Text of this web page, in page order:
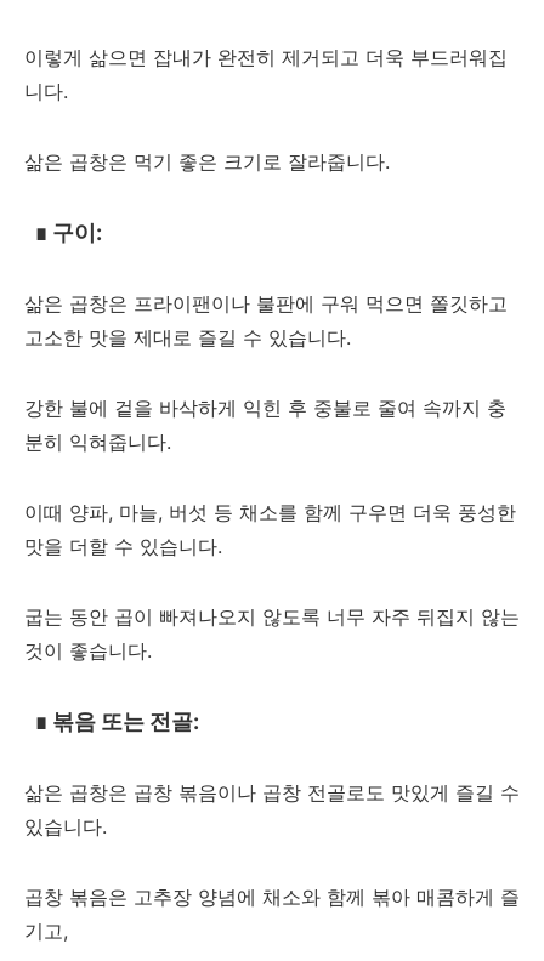
이렇게 삶으면 잡내가 완전히 제거되고 더욱 부드러워집
니다.
삶은 곱창은 먹기 좋은 크기로 잘라줍니다.
∎ 구이:
삶은 곱창은 프라이팬이나 불판에 구워 먹으면 쫄깃하고
고소한 맛을 제대로 즐길 수 있습니다.
강한 불에 겉을 바삭하게 익힌 후 중불로 줄여 속까지 충
분히 익혀줍니다.
이때 양파, 마늘, 버섯 등 채소를 함께 구우면 더욱 풍성한
맛을 더할 수 있습니다.
굽는 동안 곱이 빠져나오지 않도록 너무 자주 뒤집지 않는
것이 좋습니다.
∎ 볶음 또는 전골:
삶은 곱창은 곱창 볶음이나 곱창 전골로도 맛있게 즐길 수
있습니다.
곱창 볶음은 고추장 양념에 채소와 함께 볶아 매콤하게 즐
기고,